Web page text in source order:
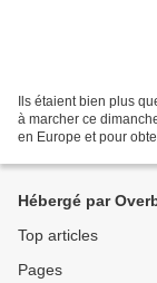
Ils étaient bien plus
à marcher ce
en Europe et pour
Hébergé par
Top articles
Pages